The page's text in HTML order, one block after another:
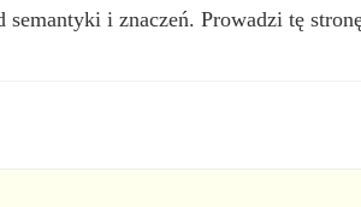
i znaczeń. Prowadzi tę